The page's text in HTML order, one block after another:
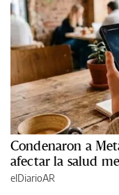
Condenaron a
afectar la salud
elDiarioAR